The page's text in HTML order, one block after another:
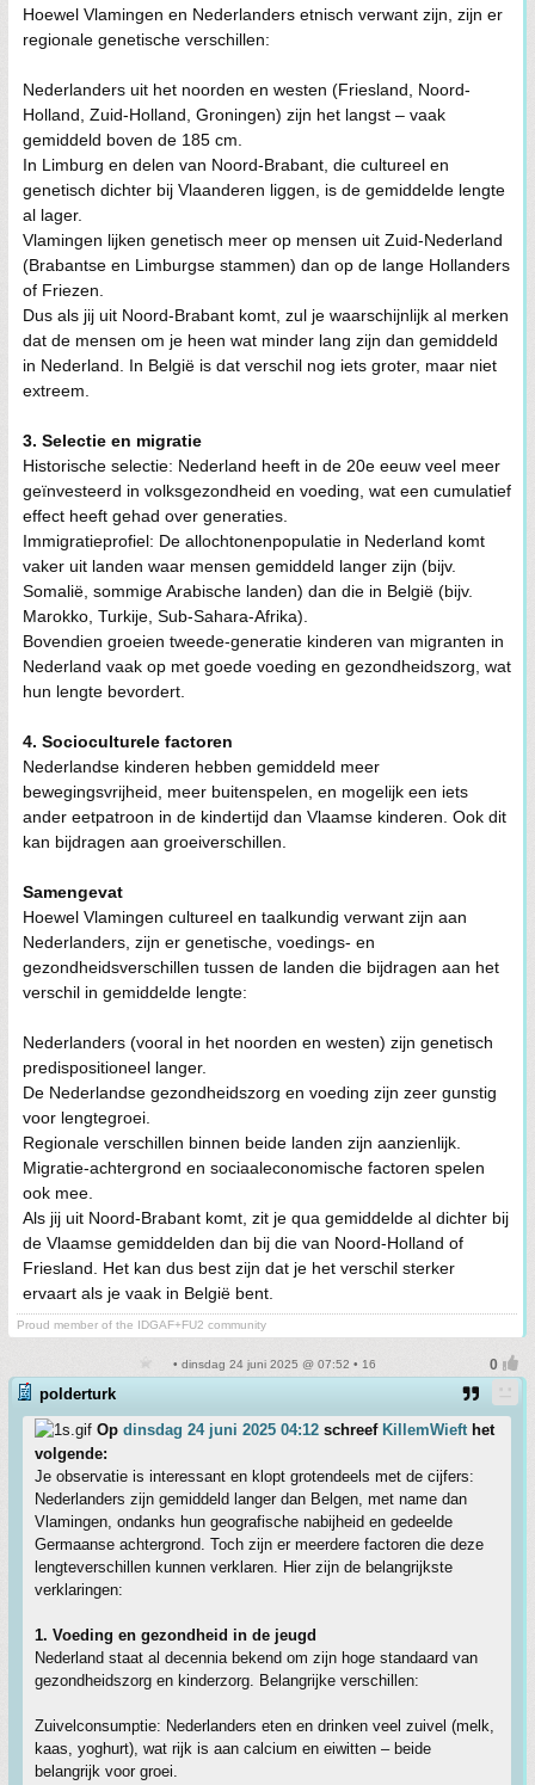
Hoewel Vlamingen en Nederlanders etnisch verwant zijn, zijn er
regionale genetische verschillen:
Nederlanders uit het noorden en westen (Friesland, Noord-
Holland, Zuid-Holland, Groningen) zijn het langst – vaak
gemiddeld boven de 185 cm.
In Limburg en delen van Noord-Brabant, die cultureel en
genetisch dichter bij Vlaanderen liggen, is de gemiddelde lengte
al lager.
Vlamingen lijken genetisch meer op mensen uit Zuid-Nederland
(Brabantse en Limburgse stammen) dan op de lange Hollanders
of Friezen.
Dus als jij uit Noord-Brabant komt, zul je waarschijnlijk al merken
dat de mensen om je heen wat minder lang zijn dan gemiddeld
in Nederland. In België is dat verschil nog iets groter, maar niet
extreem.
3. Selectie en migratie
Historische selectie: Nederland heeft in de 20e eeuw veel meer
geïnvesteerd in volksgezondheid en voeding, wat een cumulatief
effect heeft gehad over generaties.
Immigratieprofiel: De allochtonenpopulatie in Nederland komt
vaker uit landen waar mensen gemiddeld langer zijn (bijv.
Somalië, sommige Arabische landen) dan die in België (bijv.
Marokko, Turkije, Sub-Sahara-Afrika).
Bovendien groeien tweede-generatie kinderen van migranten in
Nederland vaak op met goede voeding en gezondheidszorg, wat
hun lengte bevordert.
4. Socioculturele factoren
Nederlandse kinderen hebben gemiddeld meer
bewegingsvrijheid, meer buitenspelen, en mogelijk een iets
ander eetpatroon in de kindertijd dan Vlaamse kinderen. Ook dit
kan bijdragen aan groeiverschillen.
Samengevat
Hoewel Vlamingen cultureel en taalkundig verwant zijn aan
Nederlanders, zijn er genetische, voedings- en
gezondheidsverschillen tussen de landen die bijdragen aan het
verschil in gemiddelde lengte:
Nederlanders (vooral in het noorden en westen) zijn genetisch
predispositioneel langer.
De Nederlandse gezondheidszorg en voeding zijn zeer gunstig
voor lengtegroei.
Regionale verschillen binnen beide landen zijn aanzienlijk.
Migratie-achtergrond en sociaaleconomische factoren spelen
ook mee.
Als jij uit Noord-Brabant komt, zit je qua gemiddelde al dichter bij
de Vlaamse gemiddelden dan bij die van Noord-Holland of
Friesland. Het kan dus best zijn dat je het verschil sterker
ervaart als je vaak in België bent.
Proud member of the IDGAF+FU2 community
• dinsdag 24 juni 2025 @ 07:52 • 16
polderturk
Op dinsdag 24 juni 2025 04:12 schreef KillemWiefthet
volgende:
Je observatie is interessant en klopt grotendeels met de cijfers:
Nederlanders zijn gemiddeld langer dan Belgen, met name dan
Vlamingen, ondanks hun geografische nabijheid en gedeelde
Germaanse achtergrond. Toch zijn er meerdere factoren die deze
lengteverschillen kunnen verklaren. Hier zijn de belangrijkste
verklaringen:
1. Voeding en gezondheid in de jeugd
Nederland staat al decennia bekend om zijn hoge standaard van
gezondheidszorg en kinderzorg. Belangrijke verschillen:
Zuivelconsumptie: Nederlanders eten en drinken veel zuivel (melk,
kaas, yoghurt), wat rijk is aan calcium en eiwitten – beide
belangrijk voor groei.